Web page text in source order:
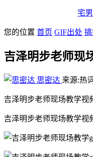
宅
您的位置 首页 GIF出处
吉泽明步老师现
思密达 来源:热
吉泽明步老师现场教学
吉泽明步老师现场教学视